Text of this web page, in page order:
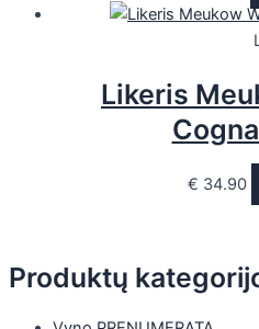
Produktų
Likeris
€ 34.90